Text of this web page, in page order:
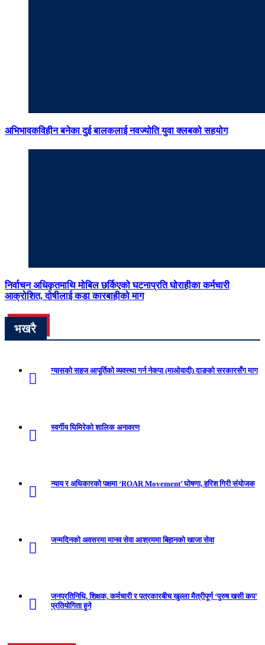
अभिभावकविहीन बनेका दुई बालकलाई नवज्योति युवा क्लबको सहयोग
निर्वाचन अधिकृतमाथि मोबिल छर्किएको घटनाप्रति घोराहीका कर्मचारी
आक्रोशित, दोषीलाई कडा कारबाहीको माग
भखरै
ग्यासको सहज आपूर्तिको व्यवस्था गर्न नेकपा (माओवादी) दाङको सरकारसँग माग
स्वर्गीय घिमिरेको शालिक अनावरण
न्याय र अधिकारको पक्षमा ‘ROAR Movement’ घोषणा, हरिश गिरी संयोजक
जन्मदिनको अवसरमा मानव सेवा आश्रममा बिहानको खाजा सेवा
जनप्रतिनिधि, शिक्षक, कर्मचारी र पत्रकारबीच खुल्ला मैत्रीपूर्ण ‘पुरुष खसी कप’
प्रतियोगिता हुने